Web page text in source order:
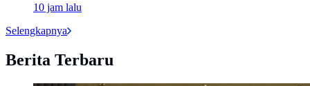
10 jam lalu
Selengkapnya
Berita Terbaru